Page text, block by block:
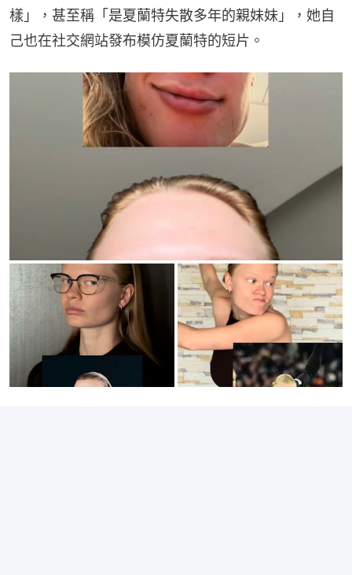
樣」，甚至稱「是夏蘭特失散多年的親妹妹」，她自
己也在社交網站發布模仿夏蘭特的短片。